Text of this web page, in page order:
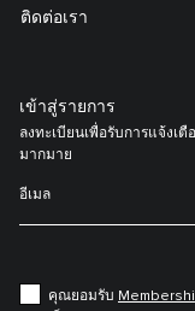
ติดต่อเรา
เข้าสู่รายการ
ลงทะเบียนเพื่อรับการแจ้งเ
มากมาย
คุณยอมรับ